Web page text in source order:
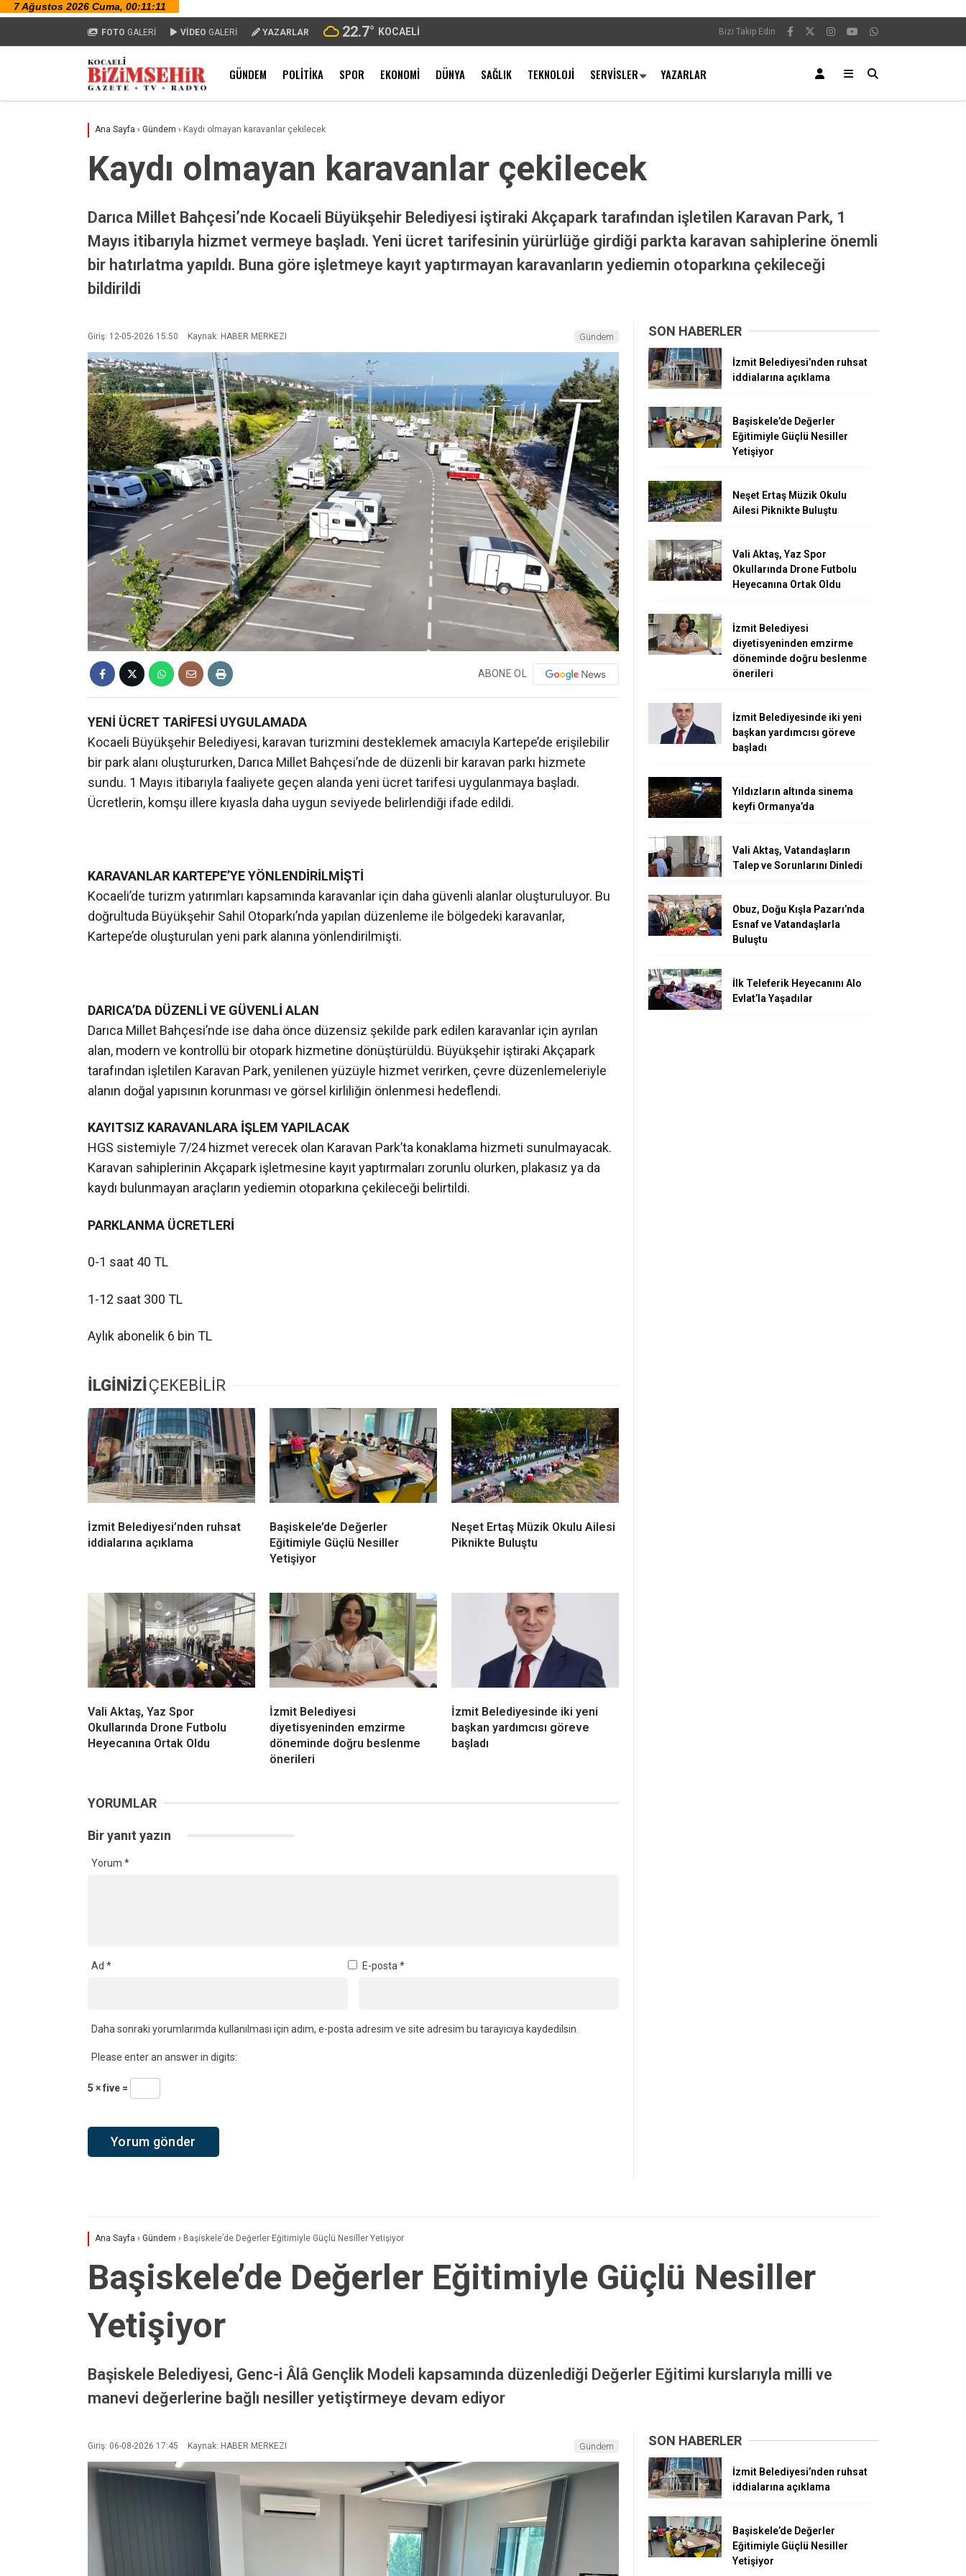
FOTO GALERİ VİDEO GALERİ YAZARLAR 22.7° KOCAELI Bizi Takip Edin
GÜNDEM POLITIKA SPOR EKONOMI DÜNYA SAĞLIK TEKNOLOJI SERVISLER YAZARLAR
Ana Sayfa › Gündem › Kaydı olmayan karavanlar çekilecek
Kaydı olmayan karavanlar çekilecek
Darıca Millet Bahçesi’nde Kocaeli Büyükşehir Belediyesi iştiraki Akçapark tarafından işletilen Karavan Park, 1
Mayıs itibarıyla hizmet vermeye başladı. Yeni ücret tarifesinin yürürlüğe girdiği parkta karavan sahiplerine önemli
bir hatırlatma yapıldı. Buna göre işletmeye kayıt yaptırmayan karavanların yediemin otoparkına çekileceği
bildirildi
Giriş: 12-05-2026 15:50 Kaynak: HABER MERKEZI Gündem
ABONE OL
YENİ ÜCRET TARİFESİ UYGULAMADA
Kocaeli Büyükşehir Belediyesi, karavan turizmini desteklemek amacıyla Kartepe’de erişilebilir
bir park alanı oluştururken, Darıca Millet Bahçesi’nde de düzenli bir karavan parkı hizmete
sundu. 1 Mayıs itibarıyla faaliyete geçen alanda yeni ücret tarifesi uygulanmaya başladı.
Ücretlerin, komşu illere kıyasla daha uygun seviyede belirlendiği ifade edildi.
KARAVANLAR KARTEPE’YE YÖNLENDİRİLMİŞTİ
Kocaeli’de turizm yatırımları kapsamında karavanlar için daha güvenli alanlar oluşturuluyor. Bu
doğrultuda Büyükşehir Sahil Otoparkı’nda yapılan düzenleme ile bölgedeki karavanlar,
Kartepe’de oluşturulan yeni park alanına yönlendirilmişti.
DARICA’DA DÜZENLİ VE GÜVENLİ ALAN
Darıca Millet Bahçesi’nde ise daha önce düzensiz şekilde park edilen karavanlar için ayrılan
alan, modern ve kontrollü bir otopark hizmetine dönüştürüldü. Büyükşehir iştiraki Akçapark
tarafından işletilen Karavan Park, yenilenen yüzüyle hizmet verirken, çevre düzenlemeleriyle
alanın doğal yapısının korunması ve görsel kirliliğin önlenmesi hedeflendi.
KAYITSIZ KARAVANLARA İŞLEM YAPILACAK
HGS sistemiyle 7/24 hizmet verecek olan Karavan Park’ta konaklama hizmeti sunulmayacak.
Karavan sahiplerinin Akçapark işletmesine kayıt yaptırmaları zorunlu olurken, plakasız ya da
kaydı bulunmayan araçların yediemin otoparkına çekileceği belirtildi.
PARKLANMA ÜCRETLERİ
0-1 saat 40 TL
1-12 saat 300 TL
Aylık abonelik 6 bin TL
İLGİNİZİ ÇEKEBİLİR
İzmit Belediyesi’nden ruhsat
iddialarına açıklama
Başiskele’de Değerler
Eğitimiyle Güçlü Nesiller
Yetişiyor
Neşet Ertaş Müzik Okulu Ailesi
Piknikte Buluştu
Vali Aktaş, Yaz Spor
Okullarında Drone Futbolu
Heyecanına Ortak Oldu
İzmit Belediyesi
diyetisyeninden emzirme
döneminde doğru beslenme
önerileri
İzmit Belediyesinde iki yeni
başkan yardımcısı göreve
başladı
YORUMLAR
Bir yanıt yazın
Yorum *
Ad * E-posta*
Daha sonraki yorumlarımda kullanılması için adım, e-posta adresim ve site adresim bu tarayıcıya kaydedilsin.
Please enter an answer in digits:
5 × five =
SON HABERLER
İzmit Belediyesi’nden ruhsat
iddialarına açıklama
Başiskele’de Değerler
Eğitimiyle Güçlü Nesiller
Yetişiyor
Neşet Ertaş Müzik Okulu
Ailesi Piknikte Buluştu
Vali Aktaş, Yaz Spor
Okullarında Drone Futbolu
Heyecanına Ortak Oldu
İzmit Belediyesi
diyetisyeninden emzirme
döneminde doğru beslenme
önerileri
İzmit Belediyesinde iki yeni
başkan yardımcısı göreve
başladı
Yıldızların altında sinema
keyfi Ormanya’da
Vali Aktaş, Vatandaşların
Talep ve Sorunlarını Dinledi
Obuz, Doğu Kışla Pazarı’nda
Esnaf ve Vatandaşlarla
Buluştu
İlk Teleferik Heyecanını Alo
Evlat’la Yaşadılar
Ana Sayfa › Gündem › Başiskele’de Değerler Eğitimiyle Güçlü Nesiller Yetişiyor
Başiskele’de Değerler Eğitimiyle Güçlü Nesiller
Yetişiyor
Başiskele Belediyesi, Genc-i Âlâ Gençlik Modeli kapsamında düzenlediği Değerler Eğitimi kurslarıyla milli ve
manevi değerlerine bağlı nesiller yetiştirmeye devam ediyor
Giriş: 06-08-2026 17:45 Kaynak: HABER MERKEZI Gündem SON HABERLER
İzmit Belediyesi’nden ruhsat
iddialarına açıklama
Başiskele’de Değerler
Eğitimiyle Güçlü Nesiller
Yetişiyor